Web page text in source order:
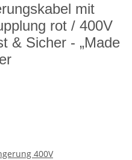
mit
rot / 400V
& Sicher - „Made
400V